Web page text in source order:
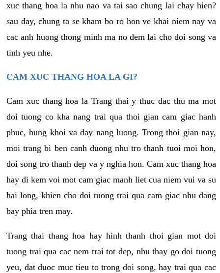
xuc thang hoa la nhu nao va tai sao chung lai chay hien?
sau day, chung ta se kham bo ro hon ve khai niem nay va
cac anh huong thong minh ma no dem lai cho doi song va
tinh yeu nhe.
CAM XUC THANG HOA LA GI?
Cam xuc thang hoa la Trang thai y thuc dac thu ma mot
doi tuong co kha nang trai qua thoi gian cam giac hanh
phuc, hung khoi va day nang luong. Trong thoi gian nay,
moi trang bi ben canh duong nhu tro thanh tuoi moi hon,
doi song tro thanh dep va y nghia hon. Cam xuc thang hoa
hay di kem voi mot cam giac manh liet cua niem vui va su
hai long, khien cho doi tuong trai qua cam giac nhu dang
bay phia tren may.
Trang thai thang hoa hay hinh thanh thoi gian mot doi
tuong trai qua cac nem trai tot dep, nhu thay go doi tuong
yeu, dat duoc muc tieu to trong doi song, hay trai qua cac